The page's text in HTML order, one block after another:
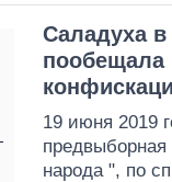
Саладуха
пообещала
19 июня 2019
предвыборная
народа ", по